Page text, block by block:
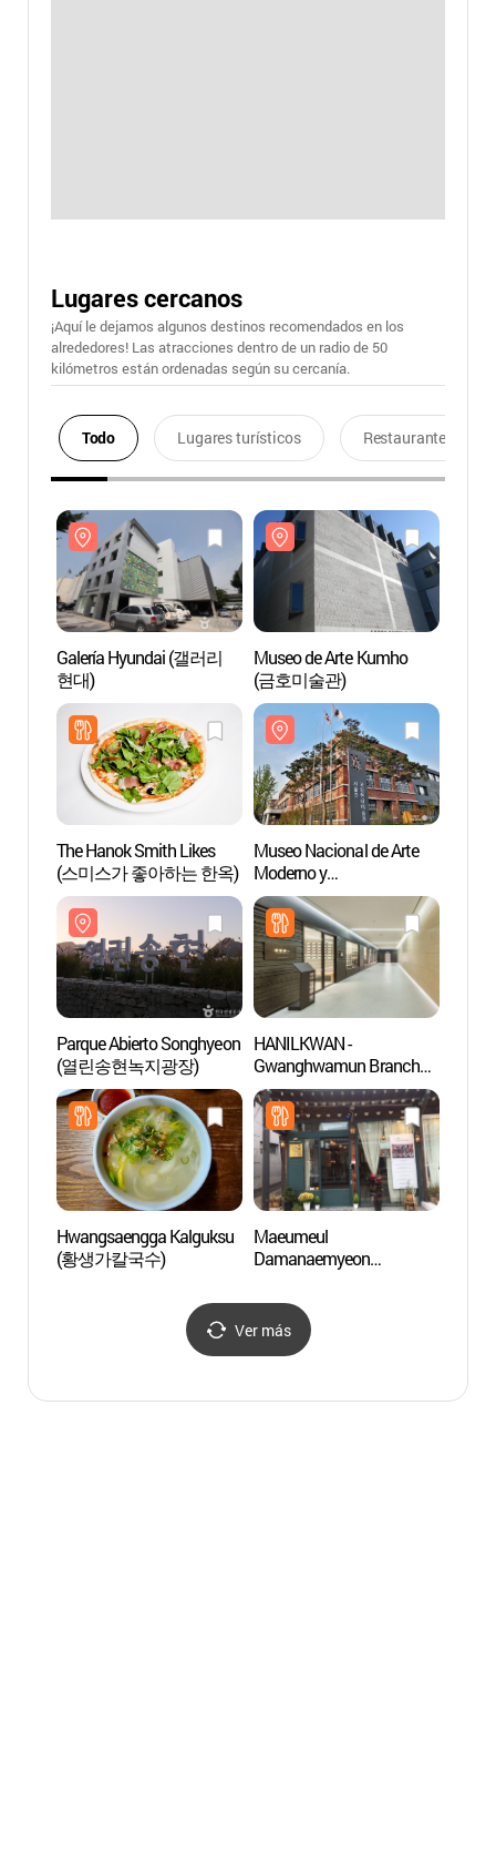
Lugares cercanos
¡Aquí le dejamos algunos destinos recomendados en los
alrededores! Las atracciones dentro de un radio de 50
kilómetros están ordenadas según su cercanía.
Todo Lugares turísticos Restaurantes
Galería Hyundai (갤러리
현대)
Museo de Arte Kumho
(금호미술관)
The Hanok Smith Likes
(스미스가 좋아하는 한옥)
Museo Nacional de Arte
Moderno y
Contemporáneo en Seúl
[MMCA] (국립현대미술관
서울관)
Parque Abierto Songhyeon
(열린송현녹지광장)
HANILKWAN -
Gwanghwamun Branch
(한일관 광화문)
Hwangsaengga Kalguksu
(황생가칼국수)
Maeumeul
Damanaemyeon
Ver más